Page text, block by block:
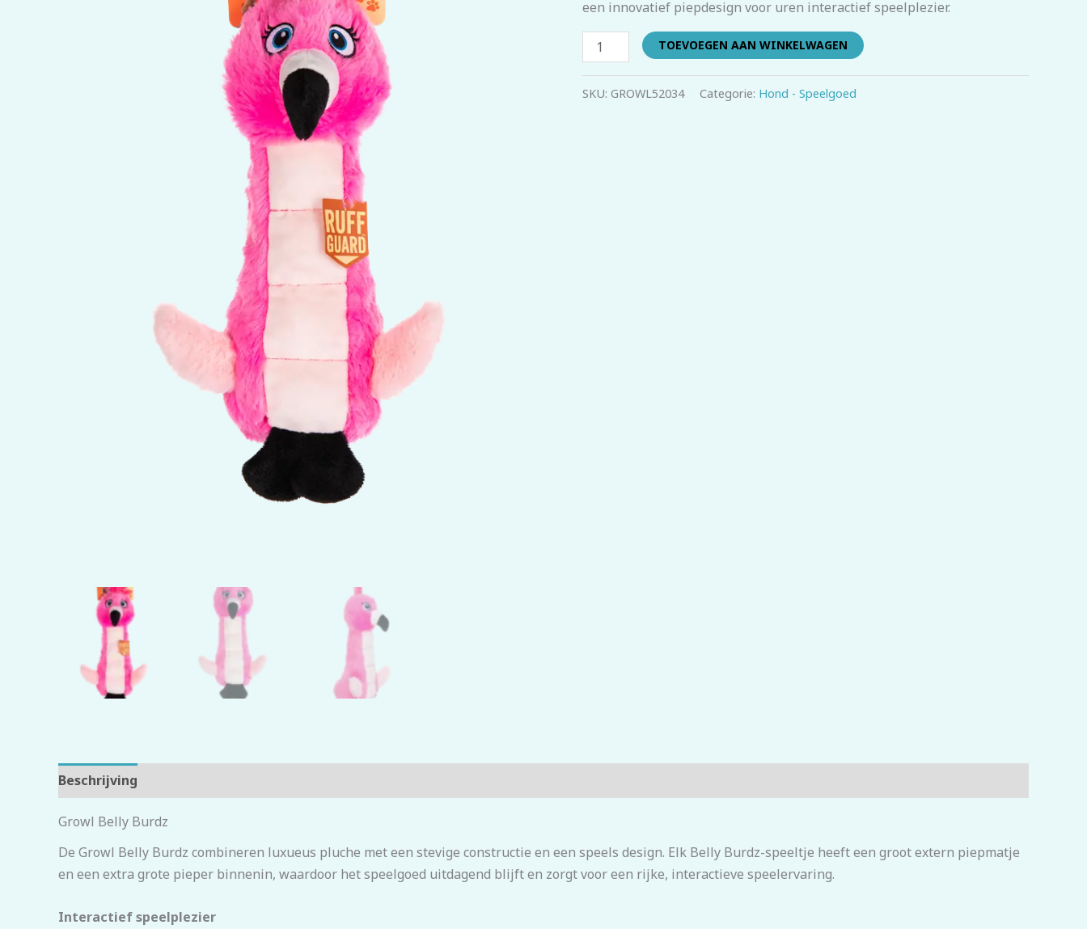
een innovatief piepdesign voor uren interactief speelplezier.
TOEVOEGEN AAN WINKELWAGEN
SKU: GROWL52034 Categorie: Hond - Speelgoed
Beschrijving
Growl Belly Burdz
De Growl Belly Burdz combineren luxueus pluche met een stevige constructie en een speels design. Elk Belly Burdz-speeltje heeft een groot extern piepmatje
en een extra grote pieper binnenin, waardoor het speelgoed uitdagend blijft en zorgt voor een rijke, interactieve speelervaring.
Interactief speelplezier